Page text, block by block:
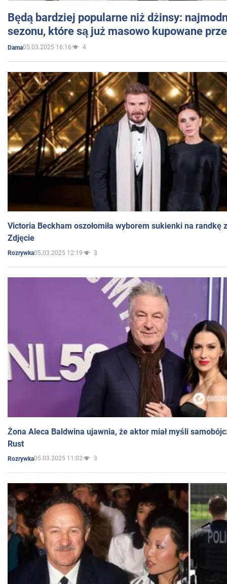
Będą bardziej popularne niż dżinsy:
sezonu, które są już masowo kupowane
Dama05.03.2025 16:16 4
Victoria Beckham oszołomiła wyborem sukienki na randkę
Zdjęcie
Rozrywka05.03.2025 12:19 3
Żona Aleca Baldwina ujawnia, że aktor miał myśli
Rust
Rozrywka05.03.2025 11:02 3